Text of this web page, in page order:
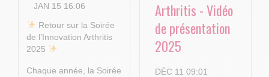
JAN 15 16:06
​ Retour sur la Soirée
de l’Innovation Arthritis
2025
Chaque année, la Soirée
Arthritis - Vidéo
de présentation
2025
DÉC 11 09:01